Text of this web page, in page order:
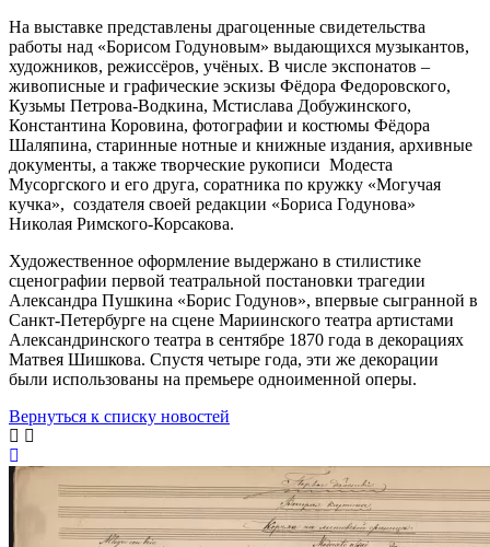
На выставке представлены драгоценные свидетельства
работы над «Борисом Годуновым» выдающихся музыкантов,
художников, режиссёров, учёных. В числе экспонатов –
живописные и графические эскизы Фёдора Федоровского,
Кузьмы Петрова-Водкина, Мстислава Добужинского,
Константина Коровина, фотографии и костюмы Фёдора
Шаляпина, старинные нотные и книжные издания, архивные
документы, а также творческие рукописи Модеста
Мусоргского и его друга, соратника по кружку «Могучая
кучка», создателя своей редакции «Бориса Годунова»
Николая Римского-Корсакова.
Художественное оформление выдержано в стилистике
сценографии первой театральной постановки трагедии
Александра Пушкина «Борис Годунов», впервые сыгранной в
Санкт-Петербурге на сцене Мариинского театра артистами
Александринского театра в сентябре 1870 года в декорациях
Матвея Шишкова. Спустя четыре года, эти же декорации
были использованы на премьере одноименной оперы.
Вернуться к списку новостей